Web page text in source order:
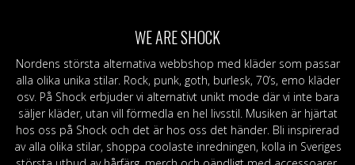
WE ARE SHOCK
Nordens största alternativa webbshop med kläder som passar
alla olika unika stilar. Rock, punk, goth, burlesk, 70’s, emo kläder
osv. På Shock erbjuder vi alternativt unikt mode där vi inte bara
säljer kläder, utan vill förmedla en hel livsstil. Musiken är hjärtat
hos oss på Shock och det är hos oss det händer. Bli inspirerad
av alla olika stilar, shoppa coolaste inredningen, kolla in Sveriges